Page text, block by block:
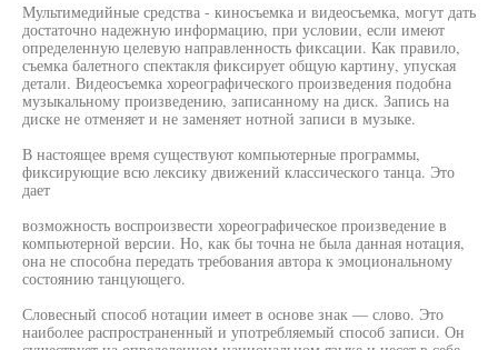
Мультимедийные средства - киносъемка и видеосъемка, могут дать
достаточно надежную информацию, при условии, если имеют
определенную целевую направленность фиксации. Как правило,
съемка балетного спектакля фиксирует общую картину, упуская
детали. Видеосъемка хореографического произведения подобна
музыкальному произведению, записанному на диск. Запись на
диске не отменяет и не заменяет нотной записи в музыке.
В настоящее время существуют компьютерные программы,
фиксирующие всю лексику движений классического танца. Это
дает
возможность воспроизвести хореографическое произведение в
компьютерной версии. Но, как бы точна не была данная нотация,
она не способна передать требования автора к эмоциональному
состоянию танцующего.
Словесный способ нотации имеет в основе знак — слово. Это
наиболее распространенный и употребляемый способ записи. Он